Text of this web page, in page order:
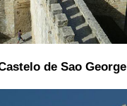
de Sao George